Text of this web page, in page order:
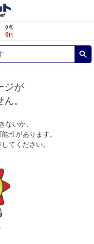
0点
0円
ジが
。
ないか、
性があります。
てください。